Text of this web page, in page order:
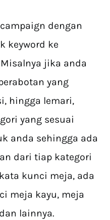
dengan
keyword ke
jika anda
yang
hingga lemari,
yang sesuai
anda sehingga ada
dari tiap kategori
kunci meja, ada
meja kayu, meja
lainnya.